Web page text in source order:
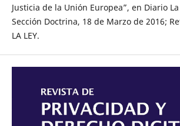
Justicia de la Unión Europea”, en Diario La
Sección Doctrina, 18 de Marzo de 2016;
LA LEY.